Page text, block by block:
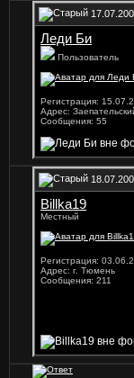
Леди Би
Пользователь
Регистрация:
Адрес:
Сообщения: 55
Billka19
Местный
Регистрация:
Адрес: г. Тюмень
Сообщения: 211